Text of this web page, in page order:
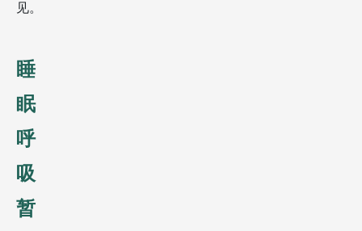
见。
睡
眠
呼
吸
暂